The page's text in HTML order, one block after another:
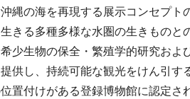
縄の海を再現する展示コンセプ
きる多種多様な水圏の生きもの
少生物の保全・繁殖学的研究お
供し、持続可能な観光をけん引
置付けがある登録博物館に認定さ